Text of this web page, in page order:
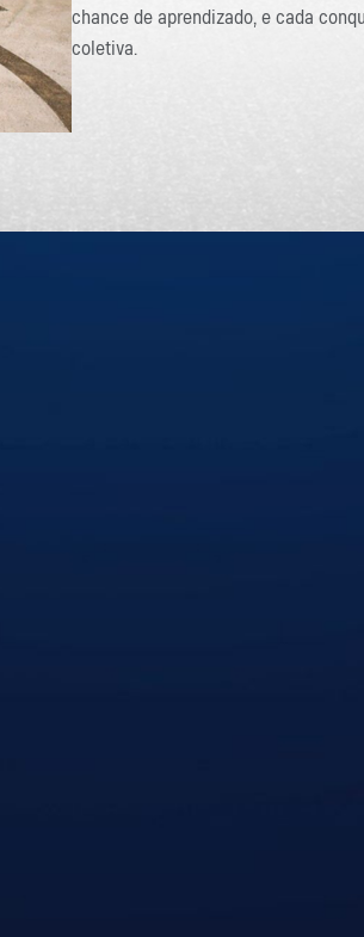
chance de aprendizado, e cada
coletiva.